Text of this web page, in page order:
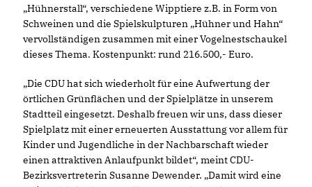
Hühnerstall“, verschiedene Wipptiere z.B. in Form von
Schweinen und die Spielskulpturen „Hühner und Hahn“
vervollständigen zusammen mit einer Vogelnestschaukel
dieses Thema. Kostenpunkt: rund 216.500,- Euro.
Die CDU hat sich wiederholt für eine Aufwertung der
örtlichen Grünflächen und der Spielplätze in unserem
Stadtteil eingesetzt. Deshalb freuen wir uns, dass dieser
Spielplatz mit einer erneuerten Ausstattung vor allem für
Kinder und Jugendliche in der Nachbarschaft wieder
einen attraktiven Anlaufpunkt bildet“, meint CDU-
Bezirksvertreterin Susanne Dewender. „Damit wird eine